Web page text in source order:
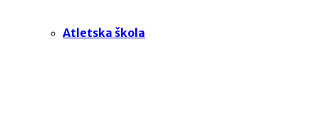
Atletska škola